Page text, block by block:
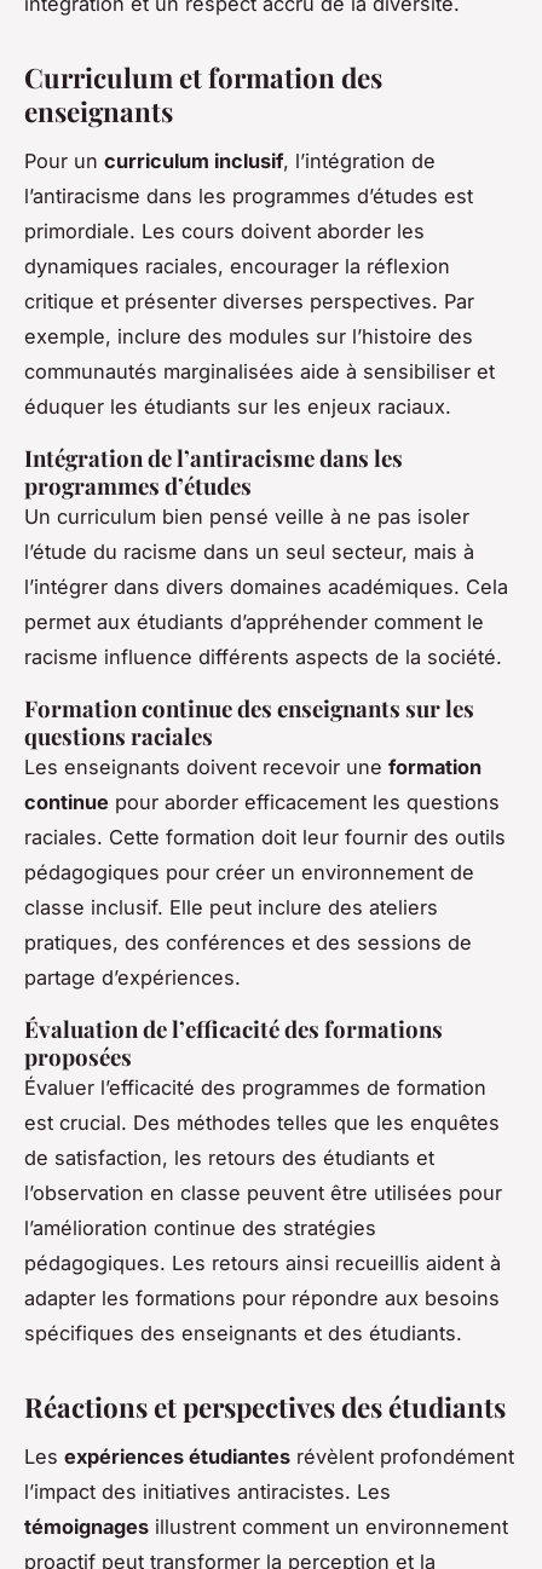
Curriculum et formation des
enseignants
Pour un curriculum inclusif, l’intégration de
l’antiracisme dans les programmes d’études est
primordiale. Les cours doivent aborder les
dynamiques raciales, encourager la réflexion
critique et présenter diverses perspectives. Par
exemple, inclure des modules sur l’histoire des
communautés marginalisées aide à sensibiliser et
éduquer les étudiants sur les enjeux raciaux.
Intégration de l’antiracisme dans les
programmes d’études
Un curriculum bien pensé veille à ne pas isoler
l’étude du racisme dans un seul secteur, mais à
l’intégrer dans divers domaines académiques. Cela
permet aux étudiants d’appréhender comment le
racisme influence différents aspects de la société.
Formation continue des enseignants sur les
questions raciales
Les enseignants doivent recevoir une formation
continue pour aborder efficacement les questions
raciales. Cette formation doit leur fournir des outils
pédagogiques pour créer un environnement de
classe inclusif. Elle peut inclure des ateliers
pratiques, des conférences et des sessions de
partage d’expériences.
Évaluation de l’efficacité des formations
proposées
Évaluer l’efficacité des programmes de formation
est crucial. Des méthodes telles que les enquêtes
de satisfaction, les retours des étudiants et
l’observation en classe peuvent être utilisées pour
l’amélioration continue des stratégies
pédagogiques. Les retours ainsi recueillis aident à
adapter les formations pour répondre aux besoins
spécifiques des enseignants et des étudiants.
Réactions et perspectives des étudiants
Les expériences étudiantes révèlent profondément
l’impact des initiatives antiracistes. Les
témoignages illustrent comment un environnement
proactif peut transformer la perception et la